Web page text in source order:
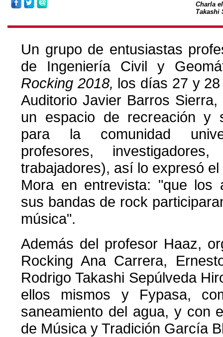
Charla
Takashi
Un grupo de entusiastas
de Ingeniería Civil y
Rocking 2018, los días 27 y
Auditorio Javier Barros
un espacio de recreación y
para la comunidad
profesores,
trabajadores), así lo expresó
Mora en entrevista: "que los
sus bandas de rock
música".
Además del profesor Haaz,
Rocking Ana Carrera,
Rodrigo Takashi Sepúlveda
ellos mismos y Fypasa,
saneamiento del agua, y con
de Música y Tradición García